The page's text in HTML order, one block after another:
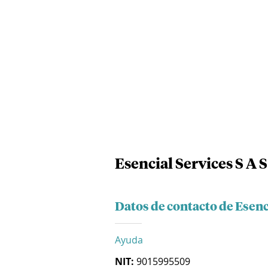
Esencial Services S A S
Datos de contacto de
Ayuda
NIT: 9015995509